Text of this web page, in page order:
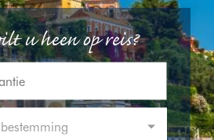
u heen op reis?